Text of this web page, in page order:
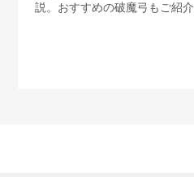
説。おすすめの破魔弓もご紹